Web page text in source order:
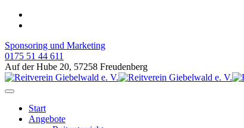
Sponsoring und Marketing
0175 51 44 611
Auf der Hube 20, 57258 Freudenberg
Start
Angebote